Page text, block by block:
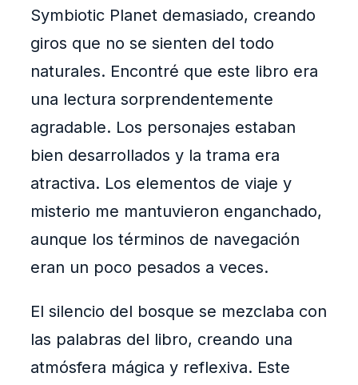
Symbiotic Planet demasiado, creando
giros que no se sienten del todo
naturales. Encontré que este libro era
una lectura sorprendentemente
agradable. Los personajes estaban
bien desarrollados y la trama era
atractiva. Los elementos de viaje y
misterio me mantuvieron enganchado,
aunque los términos de navegación
eran un poco pesados a veces.
El silencio del bosque se mezclaba con
las palabras del libro, creando una
atmósfera mágica y reflexiva. Este